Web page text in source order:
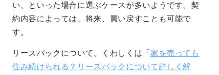
い、といった場合に選ぶケースが多いようです。契
約内容によっては、将来、買い戻すことも可能で
す。
リースバックについて、くわしくは「 家を売っても
住み続けられる？リースバックについて詳しく解